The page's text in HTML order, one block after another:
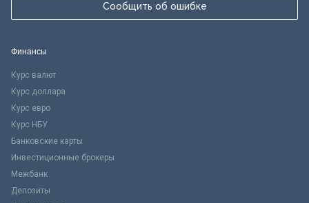
Сообщить об ошибке
Финансы
Курс валют
Курс доллара
Курс евро
Курс НБУ
Банковские карты
Инвестиционные брокеры
Межбанк
Депозиты